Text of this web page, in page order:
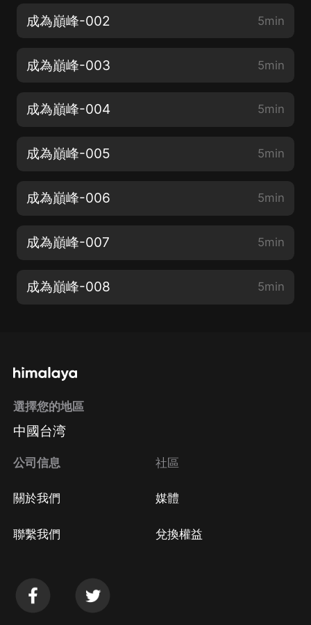
成為巔峰-002 5min
成為巔峰-003 5min
成為巔峰-004 5min
成為巔峰-005 5min
成為巔峰-006 5min
成為巔峰-007 5min
成為巔峰-008 5min
選擇您的地區
中國台湾
公司信息
關於我們
聯繫我們
社區
媒體
兌換權益